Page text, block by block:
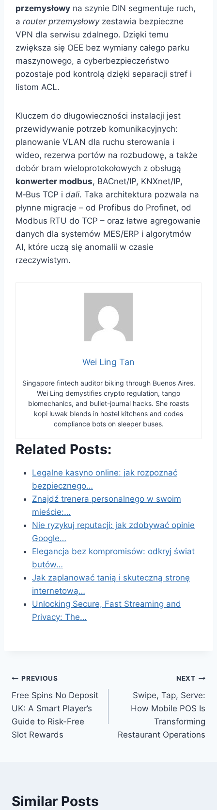
przemysłowy na szynie DIN segmentuje ruch,
a router przemysłowyzestawia bezpieczne
VPN dla serwisu zdalnego. Dzięki temu
zwiększa się OEE bez wymiany całego parku
maszynowego, a cyberbezpieczeństwo
pozostaje pod kontrolą dzięki separacji stref i
listom ACL.
Kluczem do długowieczności instalacji jest
przewidywanie potrzeb komunikacyjnych:
planowanie VLAN dla ruchu sterowania i
wideo, rezerwa portów na rozbudowę, a także
dobór bram wieloprotokołowych z obsługą
konwerter modbus, BACnet/IP, KNXnet/IP,
M‑Bus TCP i dali. Taka architektura pozwala na
płynne migracje – od Profibus do Profinet, od
Modbus RTU do TCP – oraz łatwe agregowanie
danych dla systemów MES/ERP i algorytmów
AI, które uczą się anomalii w czasie
rzeczywistym.
Wei Ling Tan
Singapore fintech auditor biking through Buenos Aires.
Wei Ling demystifies crypto regulation, tango
biomechanics, and bullet-journal hacks. She roasts
kopi luwak blends in hostel kitchens and codes
compliance bots on sleeper buses.
Related Posts:
Legalne kasyno online: jak rozpoznać
bezpiecznego…
Znajdź trenera personalnego w swoim
mieście:…
Nie ryzykuj reputacji: jak zdobywać opinie
Google…
Elegancja bez kompromisów: odkryj świat
butów…
Jak zaplanować tanią i skuteczną stronę
internetową…
Unlocking Secure, Fast Streaming and
Privacy: The…
Post
navigation
PREVIOUS
Free Spins No Deposit
UK: A Smart Player’s
Guide to Risk-Free
Slot Rewards
NEXT
Swipe, Tap, Serve:
How Mobile POS Is
Transforming
Restaurant Operations
Similar Posts